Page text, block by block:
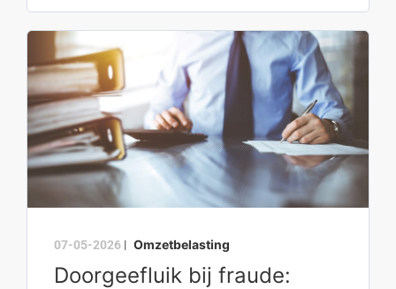
07-05-2026 | Omzetbelasting
Doorgeefluik bij fraude: